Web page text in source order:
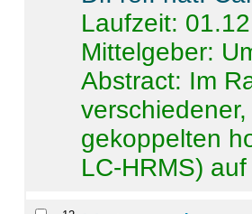
Laufzeit:
Mittelgeber:
Abstract: Im
gekoppelten
LC-HRMS)